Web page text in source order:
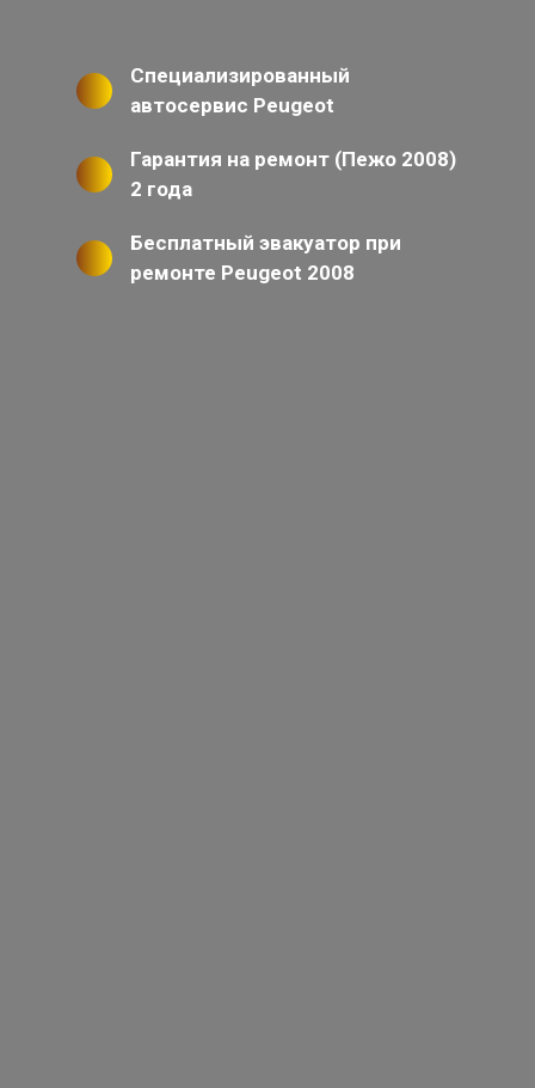
Специализированный
автосервис Peugeot
Гарантия на ремонт (Пежо 2008)
2 года
Бесплатный эвакуатор при
ремонте Peugeot 2008